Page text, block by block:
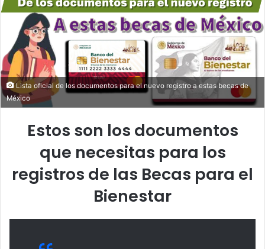
e
m
a
l
Lista oficial de los documentos para el nuevo registro a estas becas de
México
Estos son los documentos
que necesitas para los
registros de las Becas para el
Bienestar